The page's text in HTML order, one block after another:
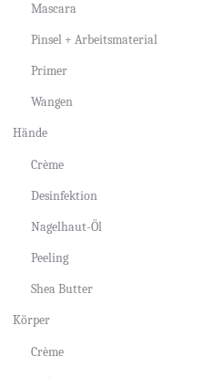
Mascara
Pinsel + Arbeitsmaterial
Primer
Wangen
Hände
Crème
Desinfektion
Nagelhaut-Öl
Peeling
Shea Butter
Körper
Crème